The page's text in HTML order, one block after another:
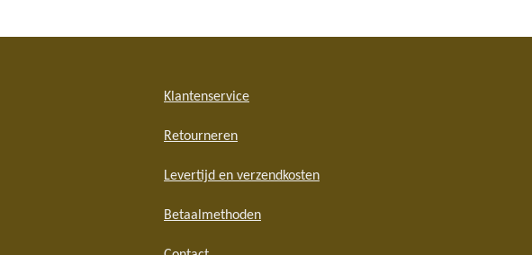
Klantenservice
Retourneren
Levertijd en verzendkosten
Betaalmethoden